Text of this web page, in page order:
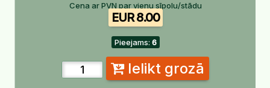
Cena ar PVN par vienu sīpolu/stādu
EUR 8.00
Pieejams: 6
Ielikt grozā